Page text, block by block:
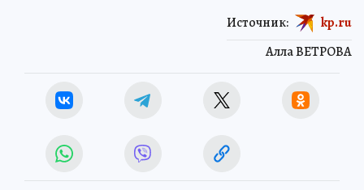
Алла ВЕТРОВА
Источник: kp.ru